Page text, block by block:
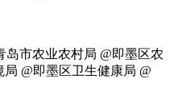
岛市农业农村局 @即墨区农
@即墨区卫生健康局 @